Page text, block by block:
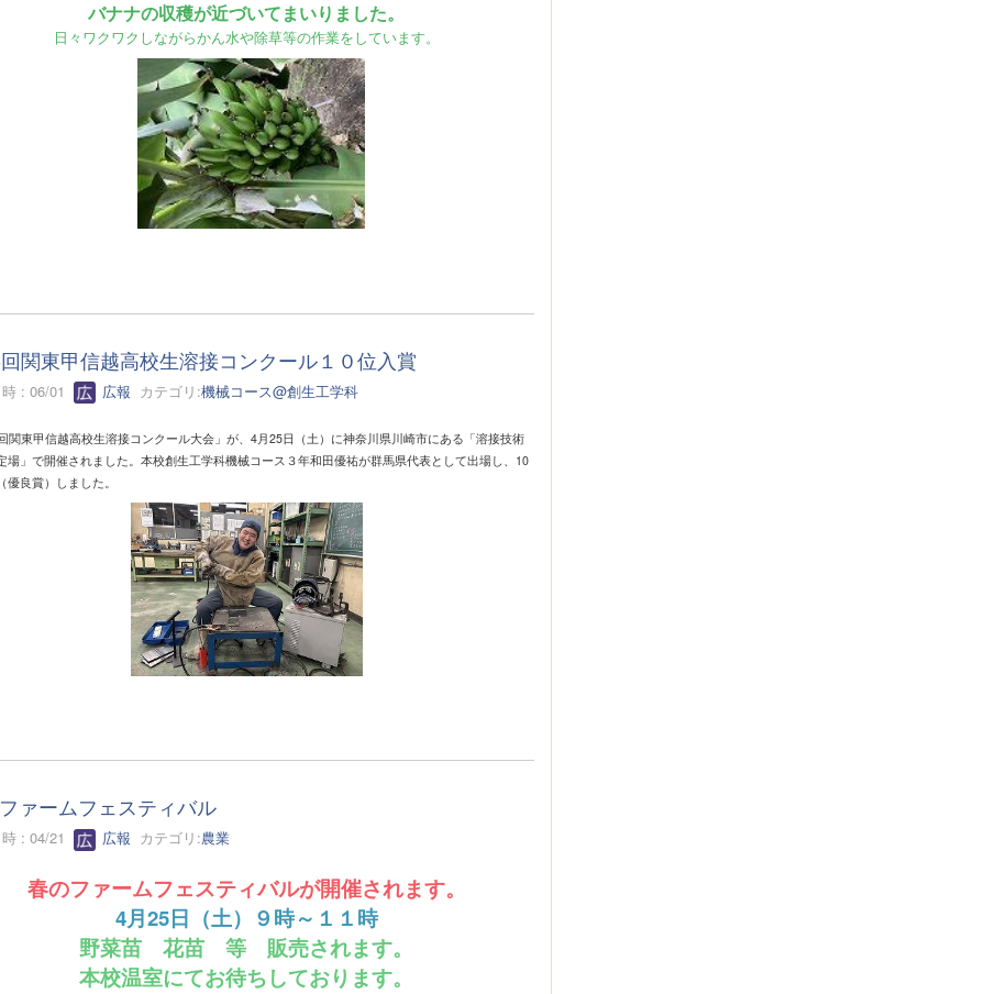
バナナの収穫が近づいてまいりました。
日々ワクワクしながらかん水や除草等の作業をしています。
関東甲信越高校生溶接コンクール１０位入賞
: 06/01 広報 カテゴリ:機械コース@創生工学科
関東甲信越高校生溶接コンクール大会」が、4月25日（土）に神奈川県川崎市にある「溶接技術
場」で開催されました。本校創生工学科機械コース３年和田優祐が群馬県代表として出場し、10
優良賞）しました。
ァームフェスティバル
: 04/21 広報 カテゴリ:農業
春のファームフェスティバルが開催されます。
4月25日（土）９時～１１時
野菜苗 花苗 等 販売されます。
本校温室にてお待ちしております。